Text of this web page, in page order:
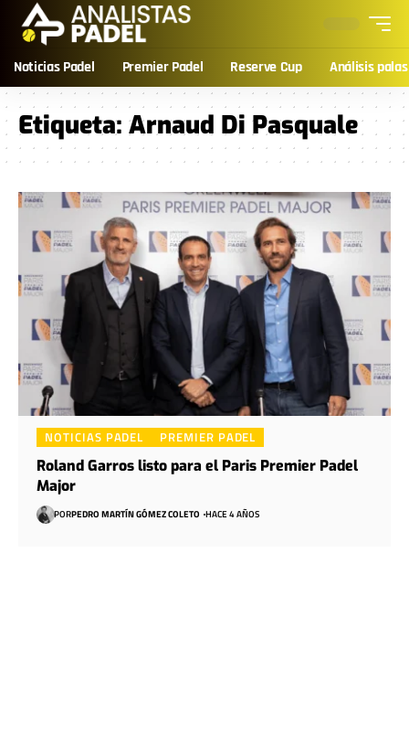
Noticias Padel Premier Padel Reserve Cup Análisis palas
Etiqueta: Arnaud Di Pasquale
NOTICIAS PADEL PREMIER PADEL
Roland Garros listo para el Paris Premier Padel
Major
PORPEDRO MARTÍN GÓMEZ COLETO HACE 4 AÑOS